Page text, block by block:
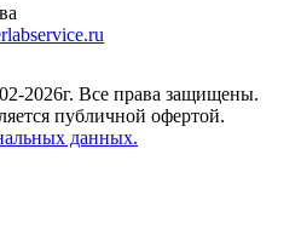
2026г. Все права защищены.
публичной офертой.
данных.